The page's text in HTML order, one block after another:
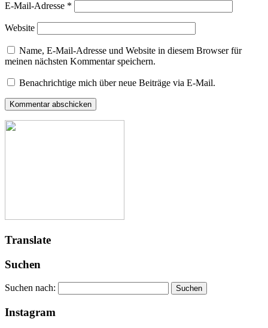
E-Mail-Adresse *
Website
Name, E-Mail-Adresse und Website in diesem Browser für
meinen nächsten Kommentar speichern.
Benachrichtige mich über neue Beiträge via E-Mail.
Translate
Suchen
Suchen nach:
Instagram